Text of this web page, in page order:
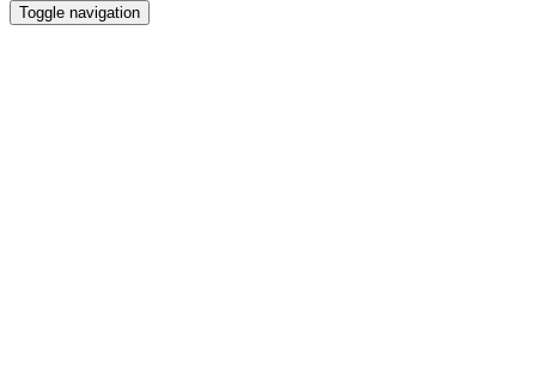
Toggle navigation